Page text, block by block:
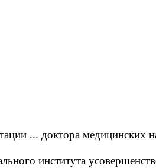
... доктора медицинских
института